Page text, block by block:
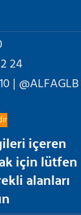
24
| @ALFAGLB
içeren
için lütfen
alanları